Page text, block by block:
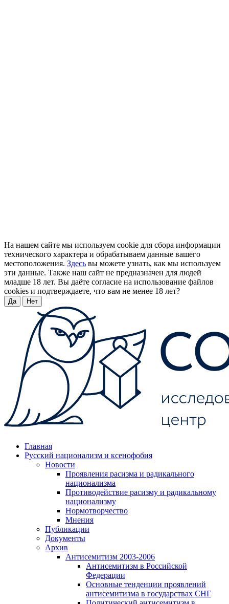
На нашем сайте мы используем cookie для сбора информации
технического характера и обрабатываем данные вашего
местоположения. Здесь вы можете узнать, как мы используем
эти данные. Также наш сайт не предназначен для людей
младше 18 лет. Вы даёте согласие на использование файлов
cookies и подтверждаете, что вам не менее 18 лет?
Да Нет
Главная
Русский национализм и ксенофобия
Новости
Проявления расизма и радикального
национализма
Противодействие расизму и радикальному
национализму
Нормотворчество
Мнения
Публикации
Документы
Архив
Антисемитизм 2003-2006
Антисемитизм в Российской
Федерации
Основные тенденции проявлений
антисемитизма в государствах СНГ